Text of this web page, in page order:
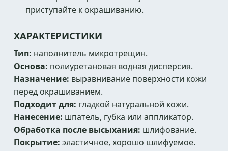
приступайте к окрашиванию.
ХАРАКТЕРИСТИКИ
Тип: наполнитель микротрещин.
Основа: полиуретановая водная дисперсия.
Назначение: выравнивание поверхности кожи
перед окрашиванием.
Подходит для: гладкой натуральной кожи.
Нанесение: шпатель, губка или аппликатор.
Обработка после высыхания: шлифование.
Покрытие: эластичное, хорошо шлифуемое.